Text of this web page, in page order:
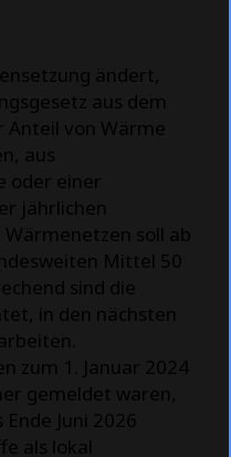
ändert,
aus dem
Anteil von Wärme
aus
oder einer
jährlichen
soll ab
Mittel 50
sind die
in den nächsten
zum 1. Januar 2024
gemeldet waren,
Juni 2026
als lokal